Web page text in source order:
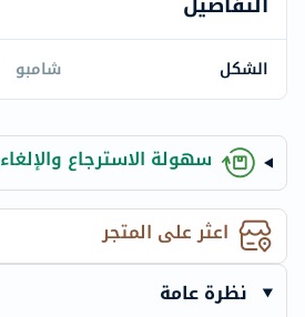
الشكل شامبو
سهولة الاسترجاع والإلغاء
اعثر على المتجر
نظرة عامة